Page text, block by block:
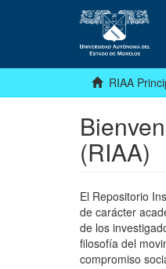
RIAA
(RIAA)
El Repositorio
de carácter
de los
filosofía del
compromiso